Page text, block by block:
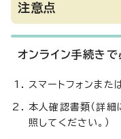
注意点
オンライン手続き
スマートフォンまた
本人確認書類（詳細
照してください。）